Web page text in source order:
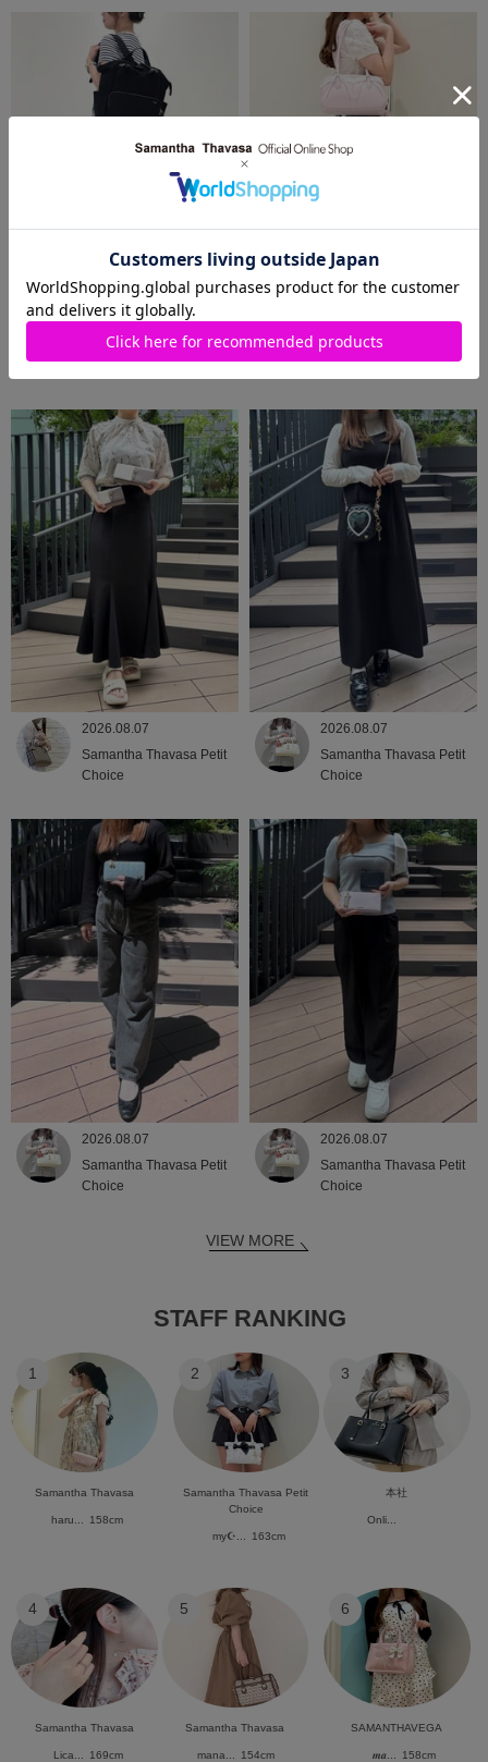
2026.08.08
Samantha Thavasa
2026.08.07
Samantha Thavasa
2026.08.07
Samantha Thavasa Petit
Choice
2026.08.07
Samantha Thavasa Petit
Choice
2026.08.07
Samantha Thavasa Petit
Choice
2026.08.07
Samantha Thavasa Petit
Choice
VIEW MORE
STAFF RANKING
1
Samantha Thavasa
haru... 158cm
2
Samantha Thavasa Petit
Choice
my☪︎... 163cm
3
本社
Onli...
4
Samantha Thavasa
Lica... 169cm
5
Samantha Thavasa
mana... 154cm
6
SAMANTHAVEGA
𝒎𝒂... 158cm